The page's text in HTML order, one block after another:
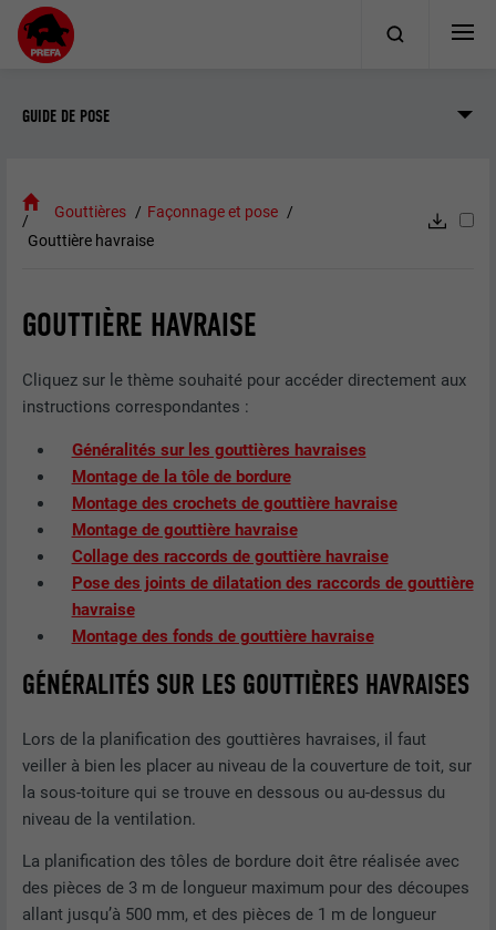
GUIDE DE POSE
Gouttières
Façonnage et pose
Gouttière havraise
GOUTTIÈRE HAVRAISE
Cliquez sur le thème souhaité pour accéder directement aux
instructions correspondantes :
Généralités sur les gouttières havraises
Montage de la tôle de bordure
Montage des crochets de gouttière havraise
Montage de gouttière havraise
Collage des raccords de gouttière havraise
Pose des joints de dilatation des raccords de gouttière
havraise
Montage des fonds de gouttière havraise
GÉNÉRALITÉS SUR LES GOUTTIÈRES HAVRAISES
Lors de la planification des gouttières havraises, il faut
veiller à bien les placer au niveau de la couverture de toit, sur
la sous-toiture qui se trouve en dessous ou au-dessus du
niveau de la ventilation.
La planification des tôles de bordure doit être réalisée avec
des pièces de 3 m de longueur maximum pour des découpes
allant jusqu’à 500 mm, et des pièces de 1 m de longueur